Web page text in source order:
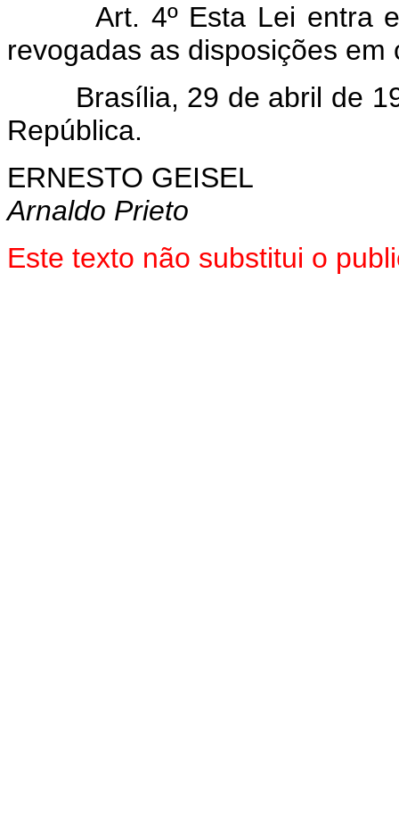
Art. 4º Esta Lei entra
revogadas as disposições em
Brasília, 29 de abril de
República.
ERNESTO GEISEL
Arnaldo Prieto
Este texto não substitui o